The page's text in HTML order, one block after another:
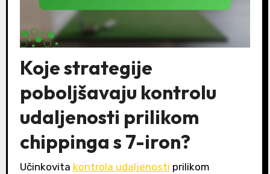
Koje strategije
poboljšavaju kontrolu
udaljenosti prilikom
chippinga s 7-iron?
Učinkovita kontrola udaljenosti prilikom